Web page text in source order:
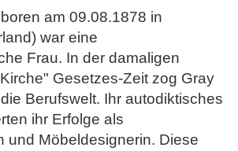
am 09.08.1878 in
war eine
Frau. In der damaligen
Gesetzes-Zeit zog Gray
Berufswelt. Ihr autodiktisches
ihr Erfolge als
und Möbeldesignerin. Diese